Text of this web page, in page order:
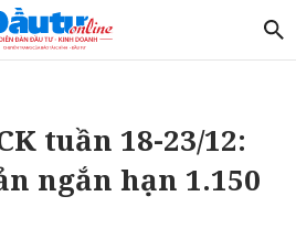
tuần 18-23/12:
ngắn hạn 1.150